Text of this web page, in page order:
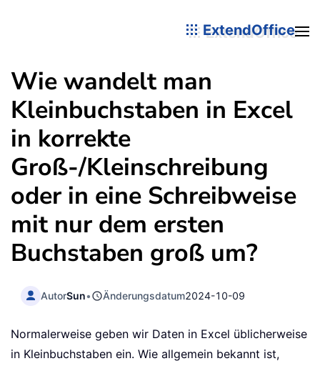
ExtendOffice
Wie wandelt man
Kleinbuchstaben in Excel
in korrekte
Groß-/Kleinschreibung
oder in eine Schreibweise
mit nur dem ersten
Buchstaben groß um?
AutorSun• Änderungsdatum2024-10-09
Normalerweise geben wir Daten in Excel üblicherweise
in Kleinbuchstaben ein. Wie allgemein bekannt ist,